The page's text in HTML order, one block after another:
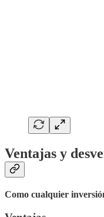
Ventajas y
Como cualquier